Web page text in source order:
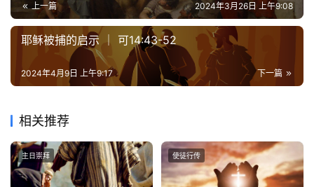
上一篇 2024年3月26日 上午9:08
耶稣被捕的启示 ｜ 可14:43-52
下一篇
2024年4月9日 上午9:17
相关推荐
主日崇拜 使徒行传